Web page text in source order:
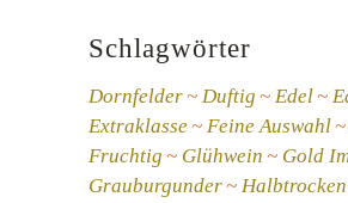
Schlagwörter
Dornfelder Duftig Edel
Extraklasse
Feine Auswahl
Fruchtig
Glühwein
Gold
Grauburgunder
Halbtrocken